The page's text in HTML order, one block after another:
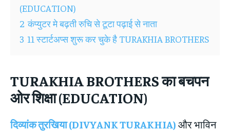
(EDUCATION)
2 कंप्युटर मे बढ़ती रुचि से टूटा पढ़ाई से नाता
3 11 स्टार्टअप्स शुरू कर चुके है TURAKHIA BROTHERS
TURAKHIA BROTHERSका बचपन
ओर शिक्षा (EDUCATION)
दिव्यांक तुरखिया (DIVYANK TURAKHIA) और भाविन